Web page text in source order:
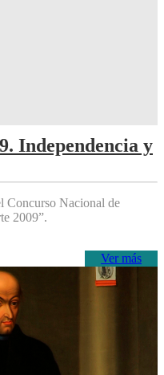
Independencia y
Concurso Nacional de
2009”.
Ver más